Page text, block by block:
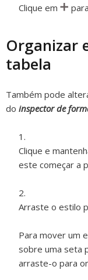
Clique em
Organizar
tabela
Também pode
do inspector de
Clique e
este começar a
Arraste o estilo
Para mover um
sobre uma seta
arraste-o para